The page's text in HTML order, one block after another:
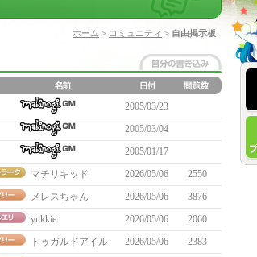
ホーム > コミュニティ > 自由掲示板
2005/03/23
2005/03/04
2005/01/17
マチリキッド 2026/05/06
2550
メレスちゃん 2026/05/06
3876
yukkie 2026/05/06
2060
トゥガルドアイル 2026/05/06
2383